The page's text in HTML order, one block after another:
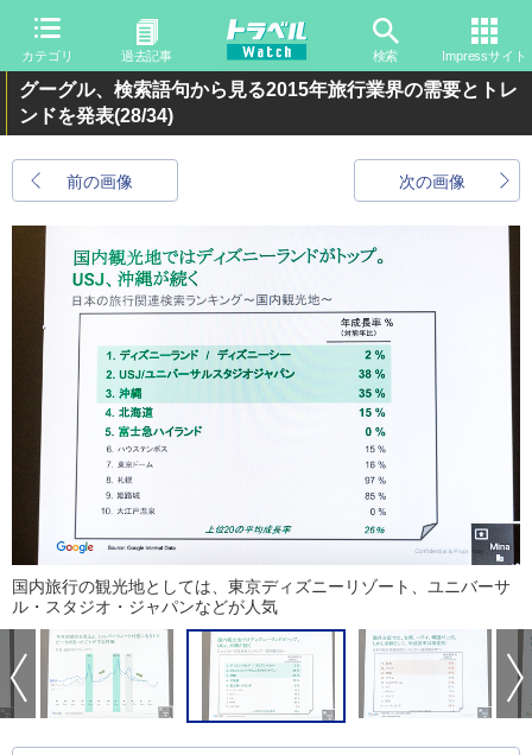
カテゴリ 過去記事 検索 Impressサイト
グーグル、検索語句から見る2015年旅行業界の需要とトレ
ンドを発表(28/34)
前の画像 次の画像
国内旅行の観光地としては、東京ディズニーリゾート、ユニバーサ
ル・スタジオ・ジャパンなどが人気